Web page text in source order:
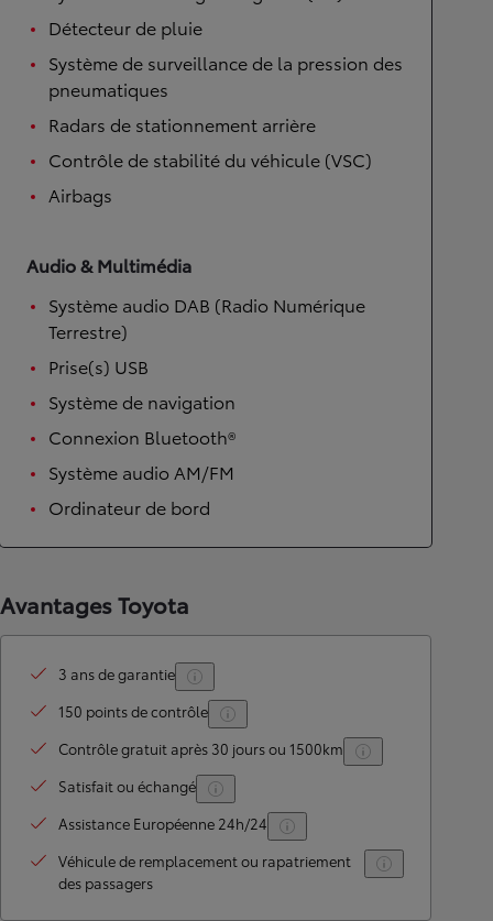
Détecteur de pluie
Système de surveillance de la pression des
pneumatiques
Radars de stationnement arrière
Contrôle de stabilité du véhicule (VSC)
Airbags
Audio & Multimédia
Système audio DAB (Radio Numérique
Terrestre)
Prise(s) USB
Système de navigation
Connexion Bluetooth®
Système audio AM/FM
Ordinateur de bord
Avantages Toyota
3 ans de garantie
150 points de contrôle
Contrôle gratuit après 30 jours ou 1500km
Satisfait ou échangé
Assistance Européenne 24h/24
Véhicule de remplacement ou rapatriement
des passagers